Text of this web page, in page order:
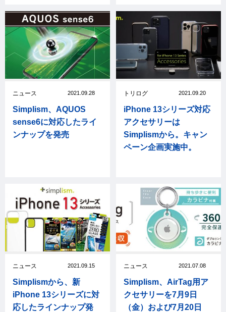
ニュース 2021.09.28
Simplism、AQUOS
sense6に対応したライ
ンナップを発売
トリログ 2021.09.20
iPhone 13シリーズ対応
アクセサリーは
Simplismから。キャン
ペーン企画実施中。
ニュース 2021.09.15
Simplismから、新
iPhone 13シリーズに対
応したラインナップ発
ニュース 2021.07.08
Simplism、AirTag用ア
クセサリーを7月9日
（金）および7月20日